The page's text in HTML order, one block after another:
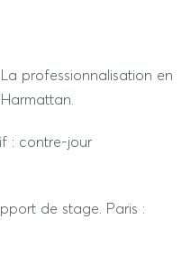
professionnalisation en
: contre-jour
de stage. Paris :